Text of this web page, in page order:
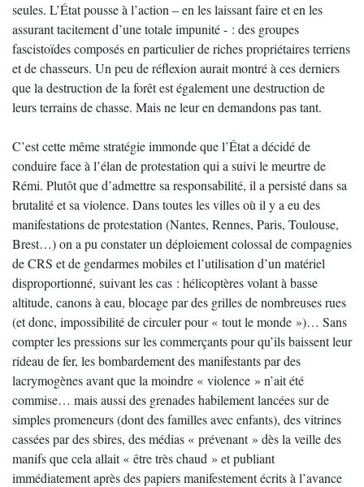
seules. L’État pousse à l’action – en les laissant faire et en les
assurant tacitement d’une totale impunité - : des groupes
fascistoïdes composés en particulier de riches propriétaires terriens
et de chasseurs. Un peu de réflexion aurait montré à ces derniers
que la destruction de la forêt est également une destruction de
leurs terrains de chasse. Mais ne leur en demandons pas tant.
C’est cette même stratégie immonde que l’État a décidé de
conduire face à l’élan de protestation qui a suivi le meurtre de
Rémi. Plutôt que d’admettre sa responsabilité, il a persisté dans sa
brutalité et sa violence. Dans toutes les villes où il y a eu des
manifestations de protestation (Nantes, Rennes, Paris, Toulouse,
Brest…) on a pu constater un déploiement colossal de compagnies
de CRS et de gendarmes mobiles et l’utilisation d’un matériel
disproportionné, suivant les cas : hélicoptères volant à basse
altitude, canons à eau, blocage par des grilles de nombreuses rues
(et donc, impossibilité de circuler pour « tout le monde »)… Sans
compter les pressions sur les commerçants pour qu’ils baissent leur
rideau de fer, les bombardement des manifestants par des
lacrymogènes avant que la moindre « violence » n’ait été
commise… mais aussi des grenades habilement lancées sur de
simples promeneurs (dont des familles avec enfants), des vitrines
cassées par des sbires, des médias « prévenant » dès la veille des
manifs que cela allait « être très chaud » et publiant
immédiatement après des papiers manifestement écrits à l’avance